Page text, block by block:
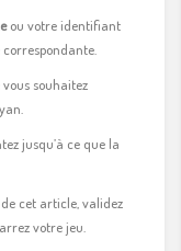
ou votre identifiant
souhaitez
jusqu’à ce que la
cet article, validez
votre jeu.